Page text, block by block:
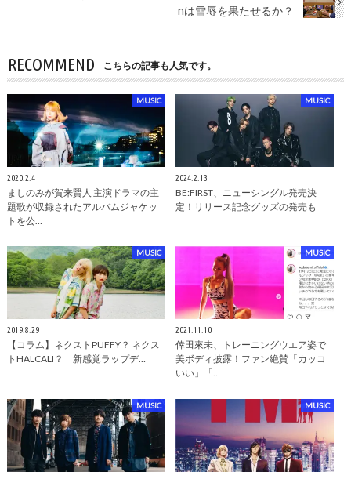
nは雪辱を果たせるか？
RECOMMEND こちらの記事も人気です。
MUSIC
2020.2.4
ましのみが賀来賢人 主演ドラマの主
題歌が収録されたアルバムジャケッ
トを公…
MUSIC
2024.2.13
BE:FIRST、ニューシングル発売決
定！リリース記念グッズの発売も
MUSIC
2019.8.29
【コラム】ネクストPUFFY？ ネクス
トHALCALI？ 新感覚ラップデ…
MUSIC
2021.11.10
倖田來未、トレーニングウエア姿で
美ボディ披露！ファン絶賛「カッコ
いい」「…
MUSIC MUSIC